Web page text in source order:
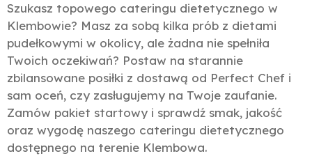
Szukasz topowego cateringu dietetycznego w
Klembowie? Masz za sobą kilka prób z dietami
pudełkowymi w okolicy, ale żadna nie spełniła
Twoich oczekiwań? Postaw na starannie
zbilansowane posiłki z dostawą od Perfect Chef i
sam oceń, czy zasługujemy na Twoje zaufanie.
Zamów pakiet startowy i sprawdź smak, jakość
oraz wygodę naszego cateringu dietetycznego
dostępnego na terenie Klembowa.